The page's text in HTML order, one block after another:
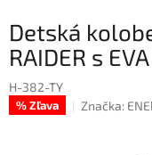
Detská
RAIDER s
H-382-TY
% Zľava Značka: